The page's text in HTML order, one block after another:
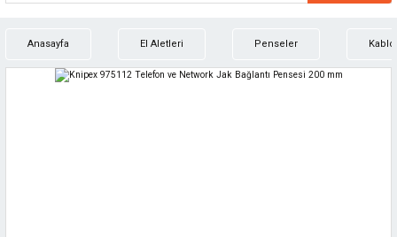
Anasayfa El Aletleri Penseler Kablo